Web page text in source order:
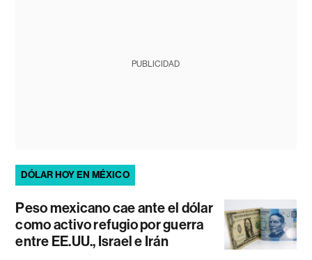
PUBLICIDAD
DÓLAR HOY EN MÉXICO
Peso mexicano cae ante el dólar
como activo refugio por guerra
entre EE.UU., Israel e Irán